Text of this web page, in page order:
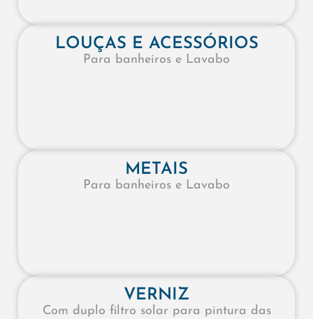
LOUÇAS E ACESSÓRIOS
Para banheiros e Lavabo
METAIS
Para banheiros e Lavabo
VERNIZ
Com duplo filtro solar para pintura das